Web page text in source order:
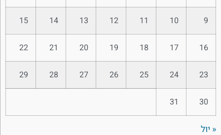
9
10
11
12
13
14
15
16
17
18
19
20
21
22
23
24
25
26
27
28
29
30
31
« יול